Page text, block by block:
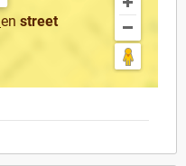
en street